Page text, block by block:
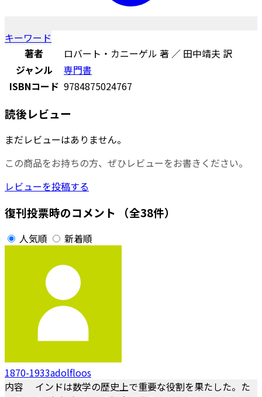
キーワード
著者
ロバート・カニーゲル 著 ／ 田中靖夫 訳
ジャンル
専門書
ISBNコード 9784875024767
読後レビュー
まだレビューはありません。
この商品をお持ちの方、ぜひレビューをお書きください。
レビューを投稿する
復刊投票時のコメント （全38件）
人気順 新着順
1870-1933adolfloos
内容 インドは数学の歴史上で重要な役割を果たした。た